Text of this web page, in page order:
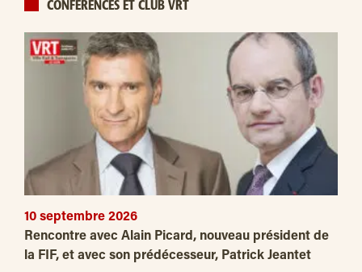
CONFÉRENCES ET CLUB VRT
10 septembre 2026
Rencontre avec Alain Picard, nouveau président de
la FIF, et avec son prédécesseur, Patrick Jeantet